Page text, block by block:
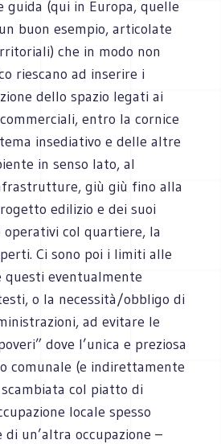
guida (qui in Europa, quelle
buon esempio, articolate
che in modo non
riescano ad inserire i
dello spazio legati ai
entro la cornice
insediativo e delle altre
in senso lato, al
giù giù fino alla
edilizio e dei suoi
operativi col quartiere, la
Ci sono poi i limiti alle
questi eventualmente
o la necessità/obbligo di
ad evitare le
dove l’unica e preziosa
comunale (e indirettamente
col piatto di
locale spesso
un’altra occupazione –